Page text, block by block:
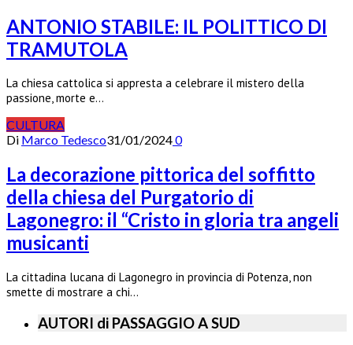
ANTONIO STABILE: IL POLITTICO DI
TRAMUTOLA
La chiesa cattolica si appresta a celebrare il mistero della
passione, morte e…
CULTURA
Di Marco Tedesco31/01/20240
La decorazione pittorica del soffitto
della chiesa del Purgatorio di
Lagonegro: il “Cristo in gloria tra angeli
musicanti
La cittadina lucana di Lagonegro in provincia di Potenza, non
smette di mostrare a chi…
AUTORI di PASSAGGIO A SUD